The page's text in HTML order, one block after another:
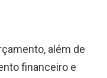
além de
financeiro e